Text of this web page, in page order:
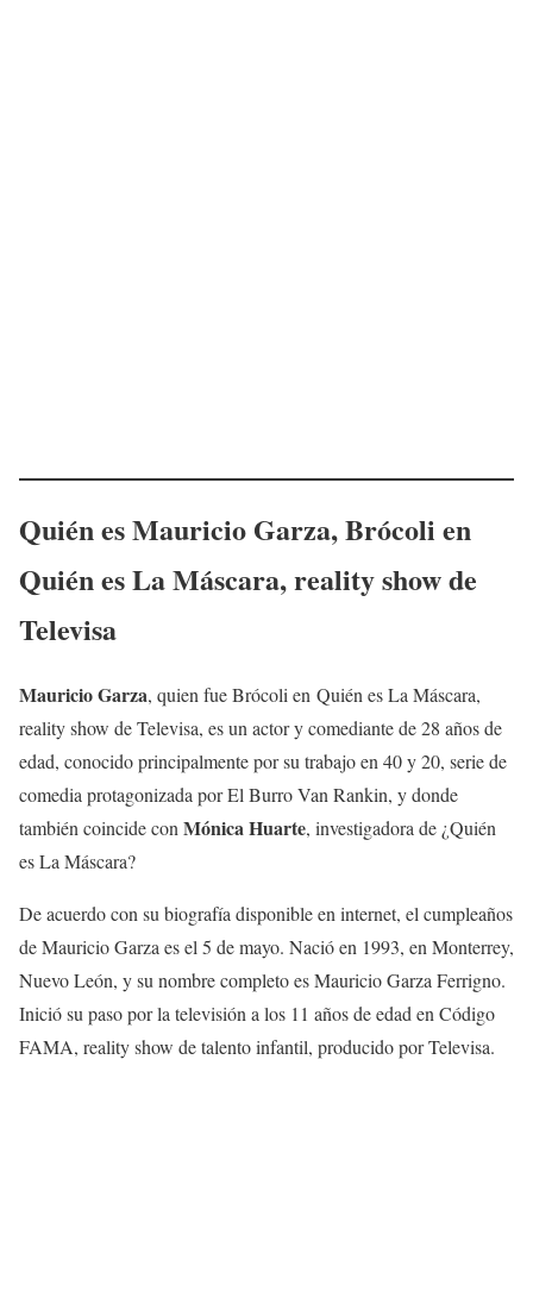
Quién es Mauricio Garza, Brócoli en
Quién es La Máscara, reality show de
Televisa
Mauricio Garza, quien fue Brócoli en Quién es La Máscara,
reality show de Televisa, es un actor y comediante de 28 años de
edad, conocido principalmente por su trabajo en 40 y 20, serie de
comedia protagonizada por El Burro Van Rankin, y donde
también coincide con Mónica Huarte, investigadora de ¿Quién
es La Máscara?
De acuerdo con su biografía disponible en internet, el cumpleaños
de Mauricio Garza es el 5 de mayo. Nació en 1993, en Monterrey,
Nuevo León, y su nombre completo es Mauricio Garza Ferrigno.
Inició su paso por la televisión a los 11 años de edad en Código
FAMA, reality show de talento infantil, producido por Televisa.